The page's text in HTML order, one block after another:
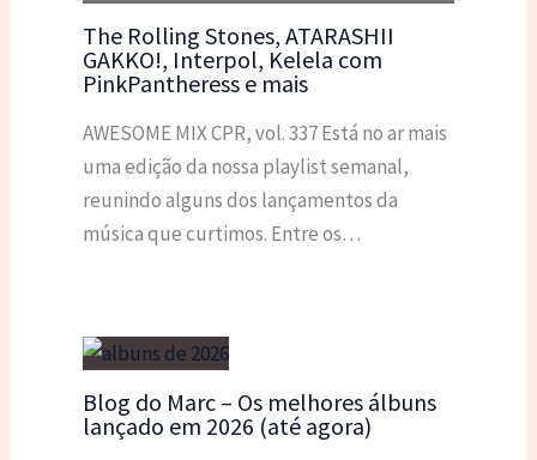
The Rolling Stones, ATARASHII
GAKKO!, Interpol, Kelela com
PinkPantheress e mais
AWESOME MIX CPR, vol. 337 Está no ar mais
uma edição da nossa playlist semanal,
reunindo alguns dos lançamentos da
música que curtimos. Entre os…
Blog do Marc – Os melhores álbuns
lançado em 2026 (até agora)